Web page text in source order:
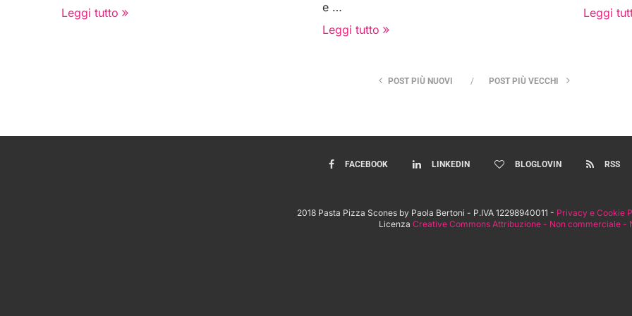
Leggi tutto
e …
Leggi tutto
Leggi
POST PIÙ NUOVI POST PIÙ VECCHI
FACEBOOK LINKEDIN BLOGLOVIN RSS
2018 Pasta Pizza Scones by Paola Bertoni - P.IVA 12298940011 - Privacy e Cookie
Licenza Creative Commons Attribuzione - Non commerciale -